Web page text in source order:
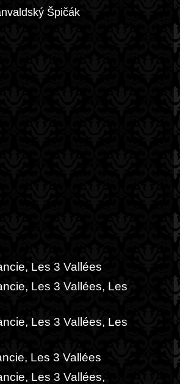
Špičák
Les 3 Vallées
Les 3 Vallées, Les
Les 3 Vallées, Les
Les 3 Vallées
Les 3 Vallées,